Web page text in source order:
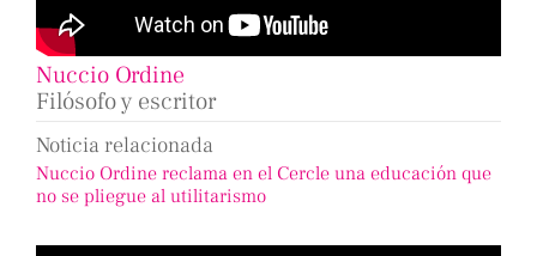
Nuccio Ordine
Filósofo y escritor
Noticia relacionada
Nuccio Ordine reclama en el Cercle una educación que
no se pliegue al utilitarismo